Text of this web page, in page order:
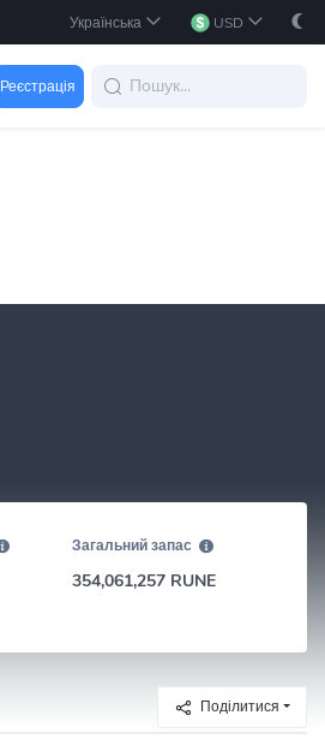
Українська USD
Реєстрація
Загальний запас
354,061,257 RUNE
Поділитися